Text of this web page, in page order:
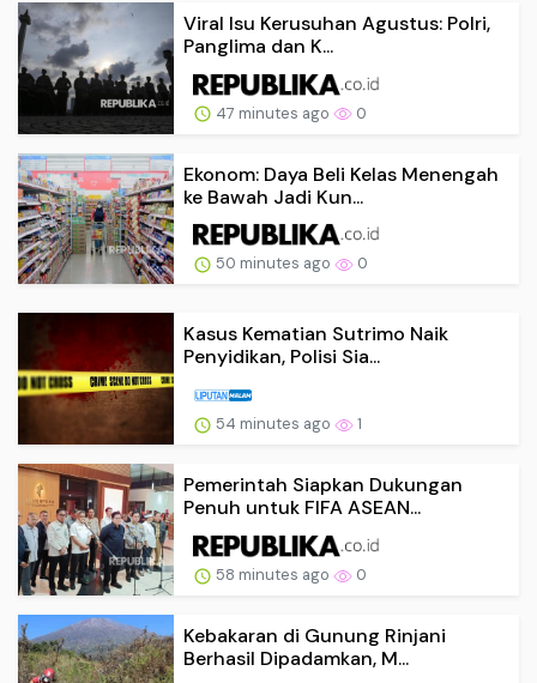
Viral Isu Kerusuhan Agustus: Polri,
Panglima dan K...
47 minutes ago 0
Ekonom: Daya Beli Kelas Menengah
ke Bawah Jadi Kun...
50 minutes ago 0
Kasus Kematian Sutrimo Naik
Penyidikan, Polisi Sia...
54 minutes ago 1
Pemerintah Siapkan Dukungan
Penuh untuk FIFA ASEAN...
58 minutes ago 0
Kebakaran di Gunung Rinjani
Berhasil Dipadamkan, M...